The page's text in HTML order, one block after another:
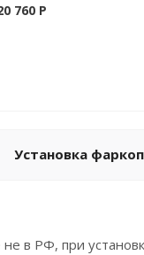
760 P
Установка
в РФ, при